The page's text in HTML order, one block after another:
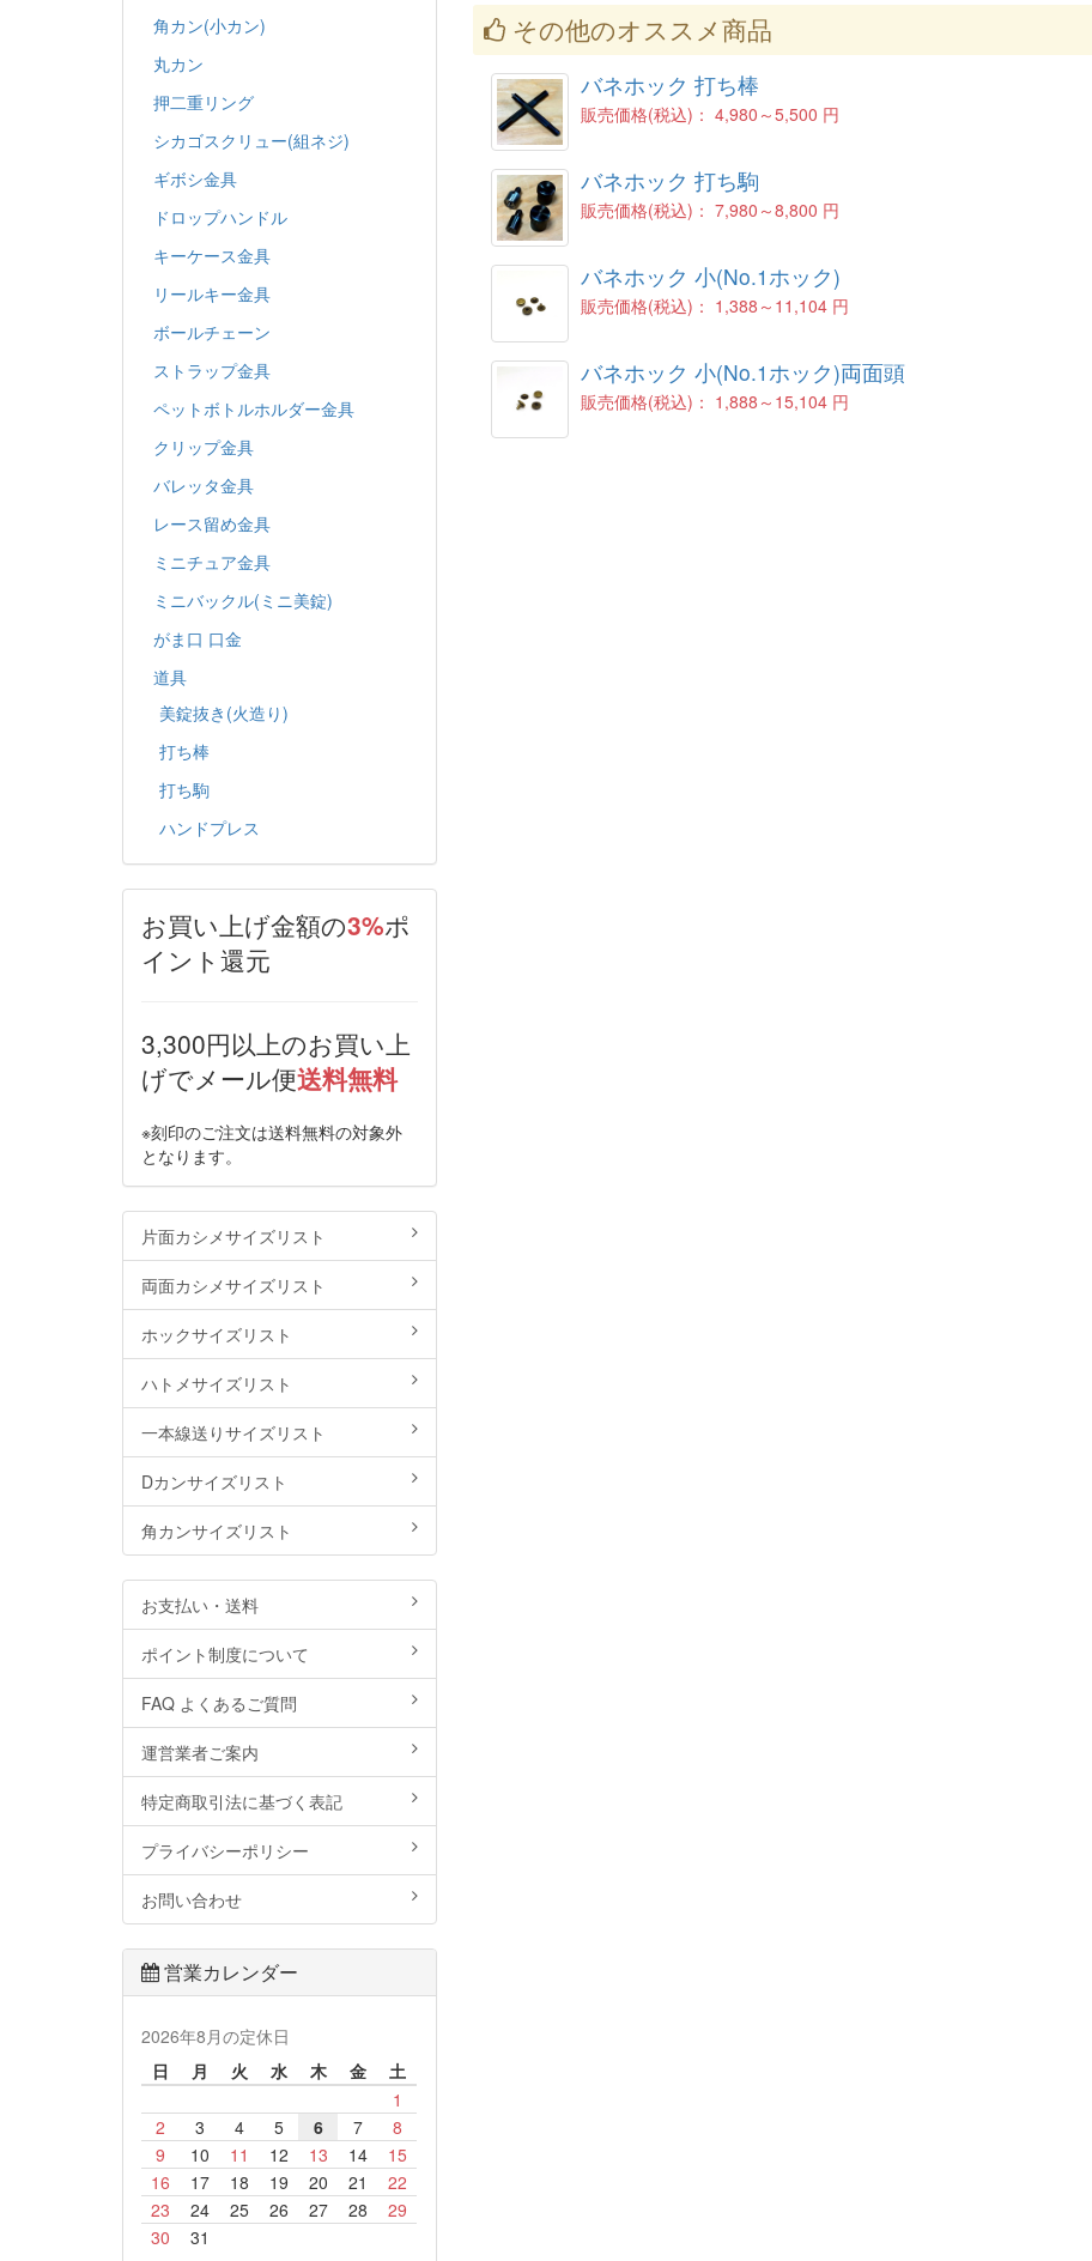
その他のオススメ商品
バネホック 打ち棒
販売価格(税込)： 4,980～5,500 円
バネホック 打ち駒
販売価格(税込)： 7,980～8,800 円
バネホック 小(No.1ホック)
販売価格(税込)： 1,388～11,104 円
バネホック 小(No.1ホック)両面頭
販売価格(税込)： 1,888～15,104 円
角カン(小カン)
丸カン
押二重リング
シカゴスクリュー(組ネジ)
ギボシ金具
ドロップハンドル
キーケース金具
リールキー金具
ボールチェーン
ストラップ金具
ペットボトルホルダー金具
クリップ金具
バレッタ金具
レース留め金具
ミニチュア金具
ミニバックル(ミニ美錠)
がま口 口金
道具
美錠抜き(火造り)
打ち棒
打ち駒
ハンドプレス
お買い上げ金額の3%ポ
イント還元
3,300円以上のお買い上
げでメール便送料無料
※刻印のご注文は送料無料の対象外
となります。
片面カシメサイズリスト
両面カシメサイズリスト
ホックサイズリスト
ハトメサイズリスト
一本線送りサイズリスト
Dカンサイズリスト
角カンサイズリスト
お支払い・送料
ポイント制度について
FAQ よくあるご質問
運営業者ご案内
特定商取引法に基づく表記
プライバシーポリシー
お問い合わせ
営業カレンダー
2026年8月の定休日
日
月 火 水 木 金
土
1
2
3 4 5 6 7
8
9
10 11 12 13 14
15
16
17 18 19 20 21
22
23
24 25 26 27 28
29
30
31